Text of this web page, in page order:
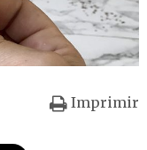
Imprimir